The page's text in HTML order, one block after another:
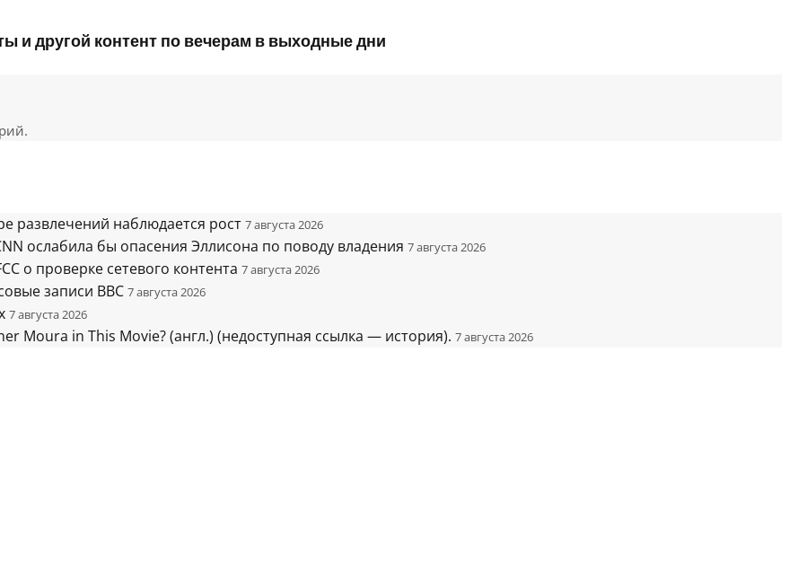
и другой контент по вечерам в выходные дни
развлечений наблюдается рост 7 августа 2026
ослабила бы опасения Эллисона по поводу владения 7 августа 2026
о проверке сетевого контента 7 августа 2026
записи BBC 7 августа 2026
7 августа 2026
Moura in This Movie? (англ.) (недоступная ссылка — история). 7 августа 2026